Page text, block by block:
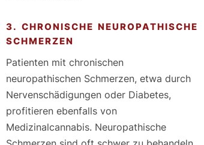
3. CHRONISCHE NEUROPATHISCHE
SCHMERZEN
Patienten mit chronischen
neuropathischen Schmerzen, etwa durch
Nervenschädigungen oder Diabetes,
profitieren ebenfalls von
Medizinalcannabis. Neuropathische